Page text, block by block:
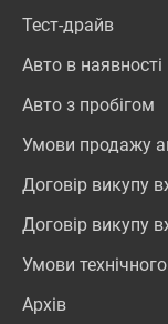
Тест-драйв
Авто в наявності
Авто з пробігом
Умови продажу
Договір викупу
Договір викупу
Умови
Архів